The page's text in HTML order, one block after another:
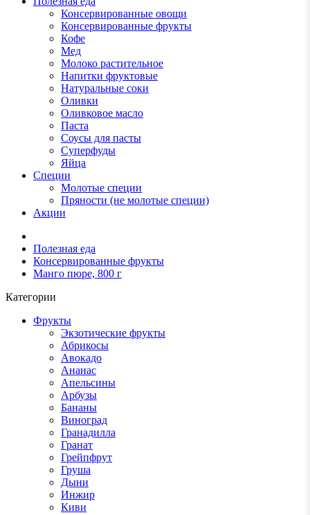
Консервированные овощи
Консервированные фрукты
Кофе
Мед
Молоко растительное
Напитки фруктовые
Натуральные соки
Оливки
Оливковое масло
Паста
Соусы для пасты
Суперфуды
Яйца
Специи
Молотые специи
Пряности (не молотые специи)
Акции
Полезная еда
Консервированные фрукты
Манго пюре, 800 г
Категории
Фрукты
Экзотические фрукты
Абрикосы
Авокадо
Ананас
Апельсины
Арбузы
Бананы
Виноград
Гранадилла
Гранат
Грейпфрут
Груша
Дыни
Инжир
Киви